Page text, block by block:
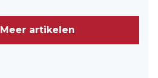
Meer artikelen